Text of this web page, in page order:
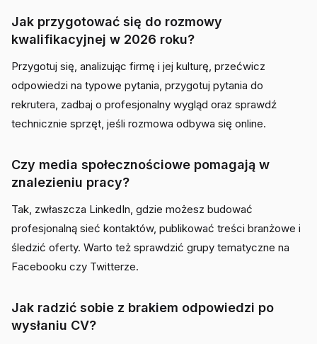
Jak przygotować się do rozmowy
kwalifikacyjnej w 2026 roku?
Przygotuj się, analizując firmę i jej kulturę, przećwicz
odpowiedzi na typowe pytania, przygotuj pytania do
rekrutera, zadbaj o profesjonalny wygląd oraz sprawdź
technicznie sprzęt, jeśli rozmowa odbywa się online.
Czy media społecznościowe pomagają w
znalezieniu pracy?
Tak, zwłaszcza LinkedIn, gdzie możesz budować
profesjonalną sieć kontaktów, publikować treści branżowe i
śledzić oferty. Warto też sprawdzić grupy tematyczne na
Facebooku czy Twitterze.
Jak radzić sobie z brakiem odpowiedzi po
wysłaniu CV?